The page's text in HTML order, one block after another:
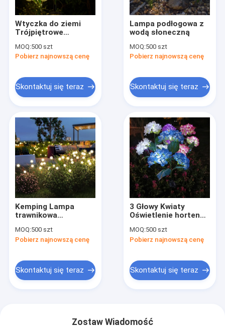
Wtyczka do ziemi
Trójpiętrowe
słoneczne do ogrodu
zewnętrznego
MOQ:500 szt
Pobierz najnowszą cenę
Skontaktuj się teraz
Lampa podłogowa z
wodą słoneczną
MOQ:500 szt
Pobierz najnowszą cenę
Skontaktuj się teraz
Kemping Lampa
trawnikowa
Firefly Lights
Outdoor Plug Ground
wodoodporne
MOQ:500 szt
Pobierz najnowszą cenę
Skontaktuj się teraz
3 Głowy Kwiaty
Oświetlenie hortenzji
Oświetlenie ogrodu
zewnętrznego
MOQ:500 szt
Pobierz najnowszą cenę
Skontaktuj się teraz
Zostaw Wiadomość